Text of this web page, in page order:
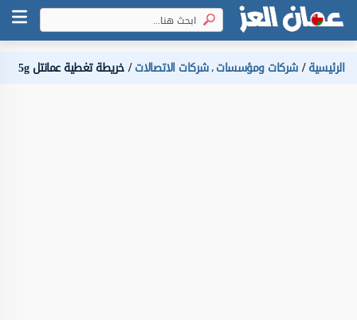
الرئيسية شركات ومؤسسات،شركات الاتصالات خريطة تغطية عمانتل 5g